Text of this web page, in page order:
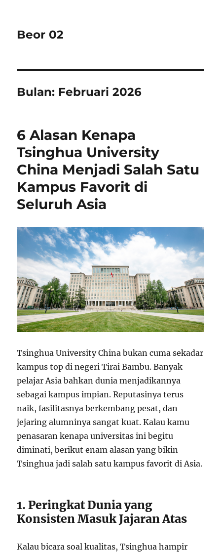
Beor 02
Bulan: Februari 2026
6 Alasan Kenapa
Tsinghua University
China Menjadi Salah Satu
Kampus Favorit di
Seluruh Asia
Tsinghua University China bukan cuma sekadar
kampus top di negeri Tirai Bambu. Banyak
pelajar Asia bahkan dunia menjadikannya
sebagai kampus impian. Reputasinya terus
naik, fasilitasnya berkembang pesat, dan
jejaring alumninya sangat kuat. Kalau kamu
penasaran kenapa universitas ini begitu
diminati, berikut enam alasan yang bikin
Tsinghua jadi salah satu kampus favorit di Asia.
1. Peringkat Dunia yang
Konsisten Masuk Jajaran Atas
Kalau bicara soal kualitas, Tsinghua hampir